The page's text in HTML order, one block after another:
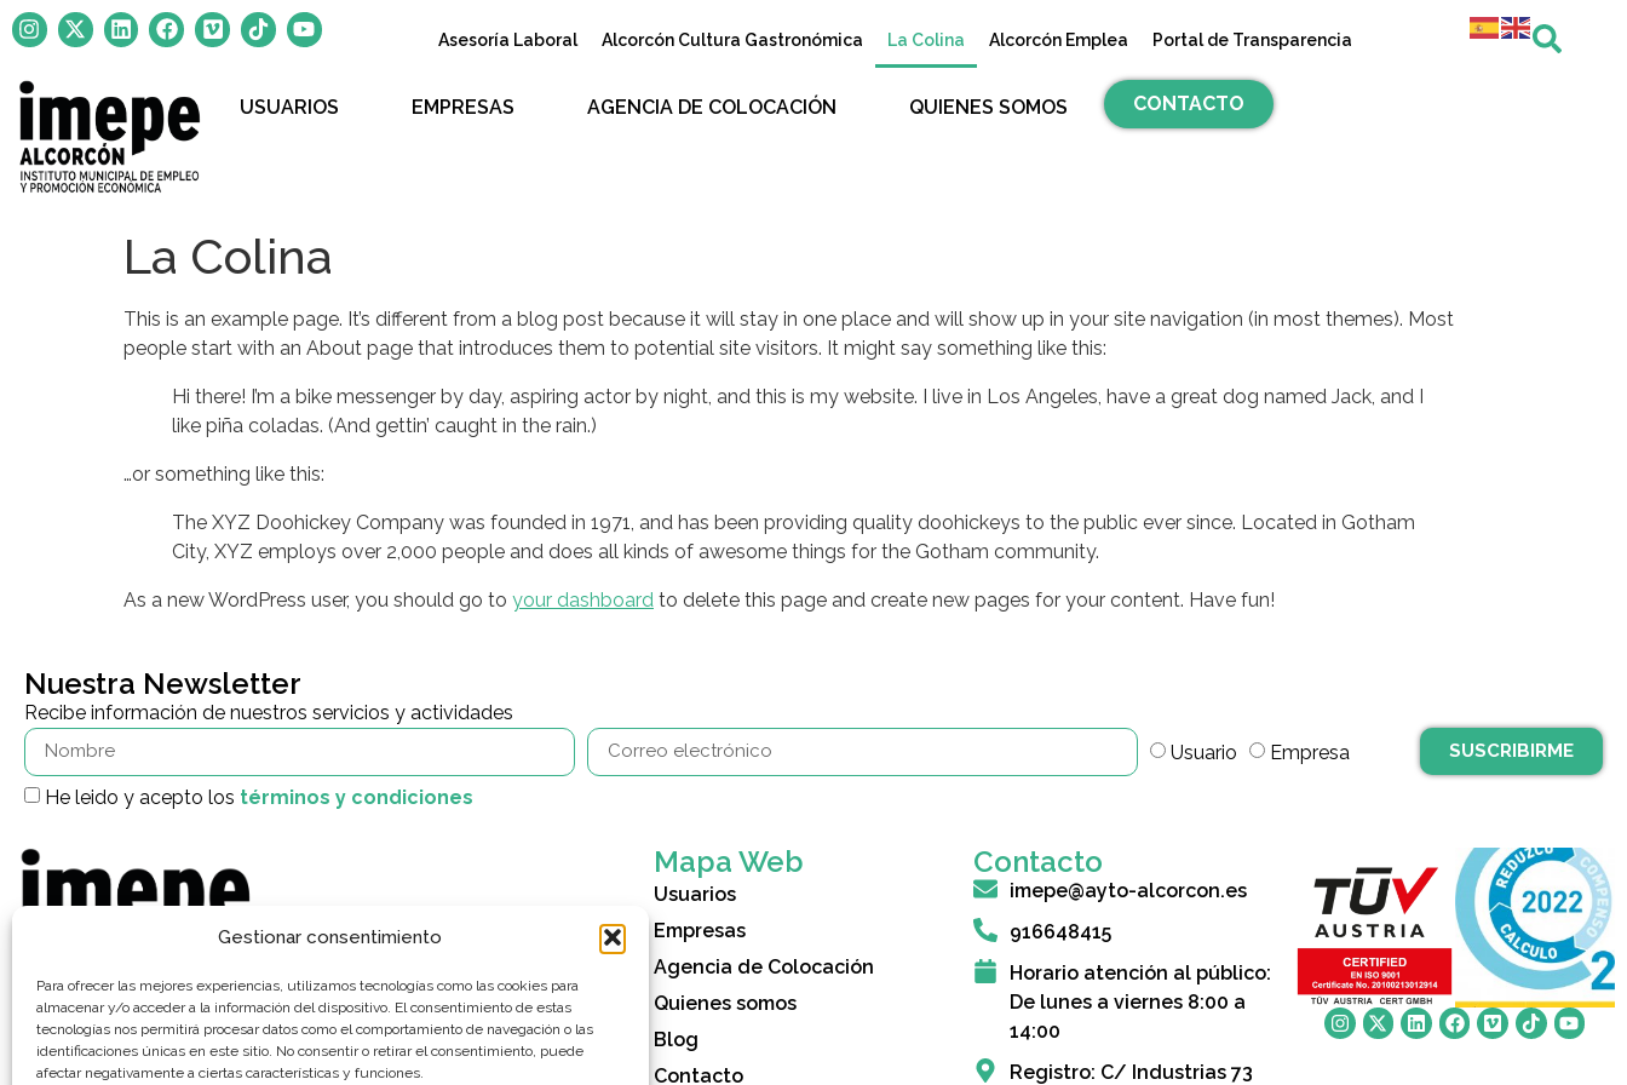
Gestionar consentimiento
Para ofrecer las mejores experiencias, utilizamos tecnologías como las cookies para
almacenar y/o acceder a la información del dispositivo. El consentimiento de estas
tecnologías nos permitirá procesar datos como el comportamiento de navegación o las
identificaciones únicas en este sitio. No consentir o retirar el consentimiento, puede
afectar negativamente a ciertas características y funciones.
Asesoría Laboral Alcorcón Cultura Gastronómica La Colina Alcorcón Emplea Portal de Transparencia
USUARIOS EMPRESAS AGENCIA DE COLOCACIÓN QUIENES SOMOS CONTACTO
La Colina
This is an example page. It’s different from a blog post because it will stay in one place and will show up in your site navigation (in most themes). Most
people start with an About page that introduces them to potential site visitors. It might say something like this:
Hi there! I’m a bike messenger by day, aspiring actor by night, and this is my website. I live in Los Angeles, have a great dog named Jack, and I
like piña coladas. (And gettin’ caught in the rain.)
…or something like this:
The XYZ Doohickey Company was founded in 1971, and has been providing quality doohickeys to the public ever since. Located in Gotham
City, XYZ employs over 2,000 people and does all kinds of awesome things for the Gotham community.
As a new WordPress user, you should go to your dashboard to delete this page and create new pages for your content. Have fun!
Nuestra Newsletter
Recibe información de nuestros servicios y actividades
Usuario
Empresa
He leido y acepto los términos y condiciones
SUSCRIBIRME
El Instituto Municipal para el Empleo y la Promoción Económica de Alcorcón (IMEPE
ALCORCÓN),es un Organismo Autónomo del Ayuntamiento de Alcorcón, que ofrece
distintos servicios públicos en materia de Empleo, Orientación Laboral, Formación,
Emprendimiento y Promoción Empresarial y del Comercio Local. Compromiso con el
Mapa Web
Usuarios
Empresas
Agencia de Colocación
Quienes somos
Blog
Contacto
Contacto
imepe@ayto-alcorcon.es
916648415
Horario atención al público:
De lunes a viernes 8:00 a
14:00
Registro: C/ Industrias 73